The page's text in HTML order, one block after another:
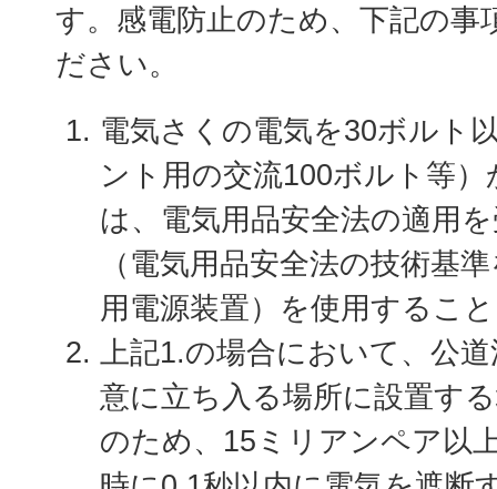
す。感電防止のため、下記の事
ださい。
電気さくの電気を30ボルト
ント用の交流100ボルト等
は、電気用品安全法の適用
（電気用品安全法の技術基
用電源装置）を使用するこ
上記1.の場合において、公
意に立ち入る場所に設置す
のため、15ミリアンペア以